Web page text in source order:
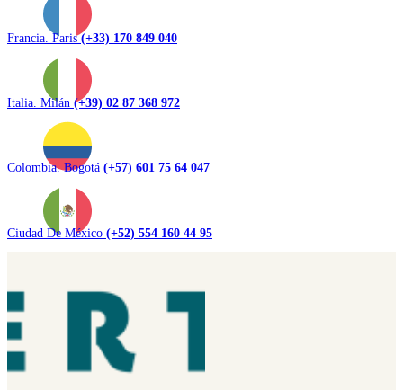
Francia. Paris(+33) 170 849 040
Italia. Milán (+39) 02 87 368 972
Colombia. Bogotá (+57) 601 75 64 047
Ciudad De México (+52) 554 160 44 95